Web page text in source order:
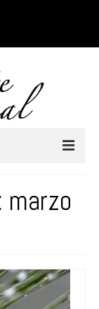
marzo